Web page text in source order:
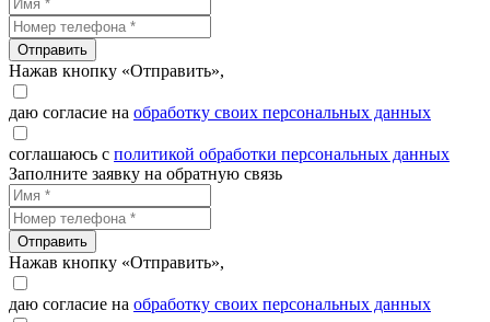
Отправить
Нажав кнопку «Отправить»,
даю согласие на обработку своих персональных данных
соглашаюсь с политикой обработки персональных данных
Заполните заявку на обратную связь
Отправить
Нажав кнопку «Отправить»,
даю согласие на обработку своих персональных данных